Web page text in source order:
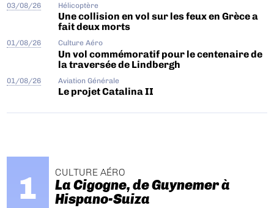
03/08/26 Hélicoptère
Une collision en vol sur les feux en Grèce a
fait deux morts
01/08/26 Culture Aéro
Un vol commémoratif pour le centenaire de
la traversée de Lindbergh
01/08/26 Aviation Générale
Le projet Catalina II
CULTURE AÉRO
La Cigogne, de Guynemer à
Hispano-Suiza